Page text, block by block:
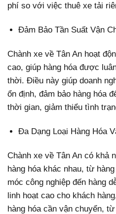
phí so với việc thuê xe tải
Đảm Bảo Tần Suất Vận
Chành xe về Tân An hoạt
cao, giúp hàng hóa được
thời. Điều này giúp doanh
ổn định, đảm bảo hàng hóa
thời gian, giảm thiểu tình
Đa Dạng Loại Hàng Hóa
Chành xe về Tân An có khả
hàng hóa khác nhau, từ
móc công nghiệp đến hàng
linh hoạt cao cho khách
hàng hóa cần vận chuyển,